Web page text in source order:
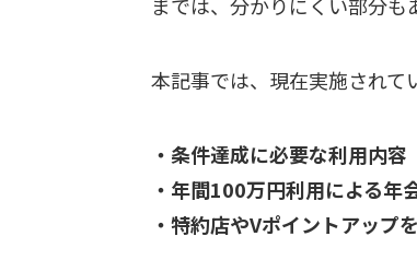
本記事では、現在実施されて
・条件達成に必要な利用内容
・年間100万円利用による年
・特約店やVポイントアップ